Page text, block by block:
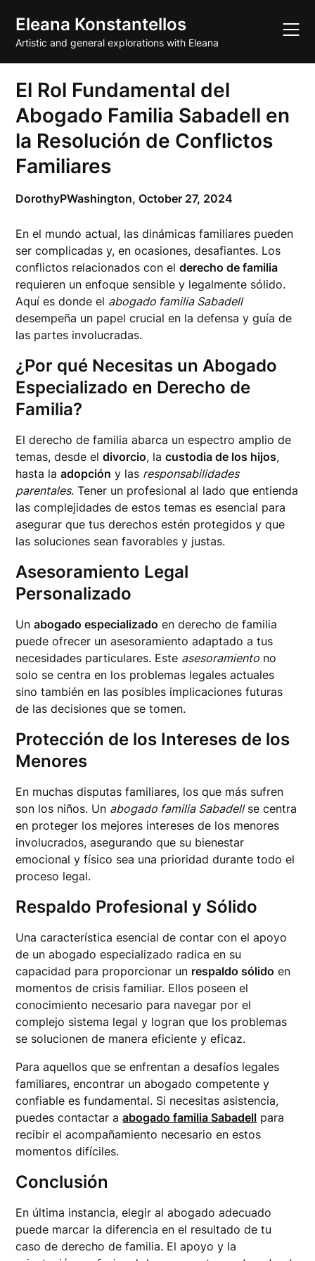
content
Eleana Konstantellos
Artistic and general explorations with Eleana
El Rol Fundamental del
Abogado Familia Sabadell en
la Resolución de Conflictos
Familiares
DorothyPWashington,October 27, 2024
En el mundo actual, las dinámicas familiares pueden
ser complicadas y, en ocasiones, desafiantes. Los
conflictos relacionados con elderecho de familia
requieren un enfoque sensible y legalmente sólido.
Aquí es donde el abogado familia Sabadell
desempeña un papel crucial en la defensa y guía de
las partes involucradas.
¿Por qué Necesitas un Abogado
Especializado en Derecho de
Familia?
El derecho de familia abarca un espectro amplio de
temas, desde eldivorcio, lacustodia de los hijos,
hasta laadopción y las responsabilidades
parentales. Tener un profesional al lado que entienda
las complejidades de estos temas es esencial para
asegurar que tus derechos estén protegidos y que
las soluciones sean favorables y justas.
Asesoramiento Legal
Personalizado
Unabogado especializado en derecho de familia
puede ofrecer un asesoramiento adaptado a tus
necesidades particulares. Este asesoramiento no
solo se centra en los problemas legales actuales
sino también en las posibles implicaciones futuras
de las decisiones que se tomen.
Protección de los Intereses de los
Menores
En muchas disputas familiares, los que más sufren
son los niños. Un abogado familia Sabadellse centra
en proteger los mejores intereses de los menores
involucrados, asegurando que su bienestar
emocional y físico sea una prioridad durante todo el
proceso legal.
Respaldo Profesional y Sólido
Una característica esencial de contar con el apoyo
de un abogado especializado radica en su
capacidad para proporcionar un respaldo sólido en
momentos de crisis familiar. Ellos poseen el
conocimiento necesario para navegar por el
complejo sistema legal y logran que los problemas
se solucionen de manera eficiente y eficaz.
Para aquellos que se enfrentan a desafíos legales
familiares, encontrar un abogado competente y
confiable es fundamental. Si necesitas asistencia,
puedes contactar aabogado familia Sabadell para
recibir el acompañamiento necesario en estos
momentos difíciles.
Conclusión
En última instancia, elegir al abogado adecuado
puede marcar la diferencia en el resultado de tu
caso de derecho de familia. El apoyo y la